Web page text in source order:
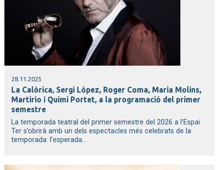
28.11.2025
La Calòrica, Sergi López, Roger Coma, Maria Molins,
Martirio i Quimi Portet, a la programació del primer
semestre
La temporada teatral del primer semestre del 2026 a l’Espai
Ter s’obrirà amb un dels espectacles més celebrats de la
temporada: l’esperada...